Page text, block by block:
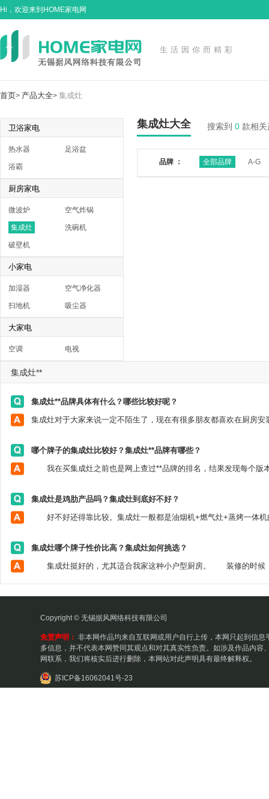
Hi，欢迎来到HOME家电网
生活因你而精彩
首页> 产品大全> 集成灶
卫浴家电
热水器 足浴盆
浴霸
厨房家电
微波炉 空气炸锅
集成灶 洗碗机
破壁机
小家电
加湿器 空气净化器
扫地机 吸尘器
大家电
空调 电视
集成灶大全 搜索到 0 款相关
品牌 ： 全部品牌 A-G
集成灶**
集成灶**品牌具体有什么？哪些比较好呢？
哪个牌子的集成灶比较好？集成灶**品牌有哪些？
集成灶是鸡肋产品吗？集成灶到底好不好？
集成灶哪个牌子性价比高？集成灶如何挑选？
Copyright © 无锡据风网络科技有限公司
免责声明： 非本网作品均来自互联网或用户自行上传，本网只起到信息
多信息，并不代表本网赞同其观点和对其真实性负责。如涉及作品内容
网联系，我们将核实后进行删除，本网站对此声明具有最终解释权。
苏ICP备16062041号-23